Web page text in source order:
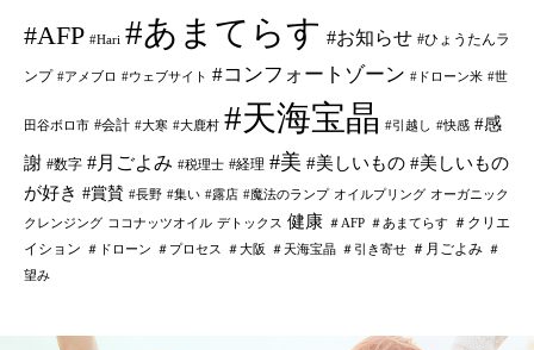
#AFP #Hari #あまてらす #お知らせ #ひょうたんラ
ンプ #アメブロ #ウェブサイト #コンフォートゾーン #ドローン米 #世
田谷ボロ市 #会計 #大寒 #大鹿村 #天海宝晶 #引越し #快感 #感
謝 #数字 #月ごよみ #税理士 #経理 #美 #美しいもの #美しいもの
が好き #賞賛 #長野 #集い #露店 #魔法のランプ オイルプリング オーガニック
クレンジング ココナッツオイル デトックス 健康 ＃AFP ＃あまてらす
＃クリエ
イション
＃ドローン ＃プロセス ＃大阪 ＃天海宝晶 ＃引き寄せ ＃月ごよみ ＃
望み